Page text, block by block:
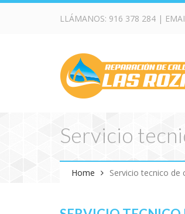
LLÁMANOS: 916 378 284 |
Servicio
Home Servicio tecnico de